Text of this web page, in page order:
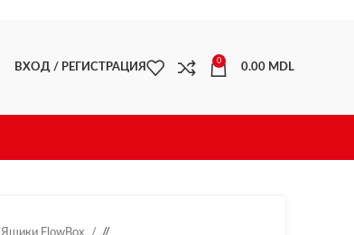
ВХОД / РЕГИСТРАЦИЯ
0
0.00 MDL
Ящики FlowBox
/